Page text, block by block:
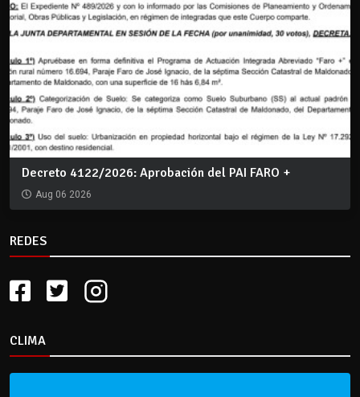
Decreto 4122/2026: Aprobación del PAI FARO +
Aug 06 2026
REDES
CLIMA